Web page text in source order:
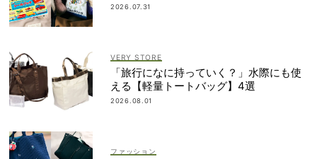
2026.07.31
VERY STORE
「旅行になに持っていく？」水際にも使
える【軽量トートバッグ】4選
2026.08.01
ファッション